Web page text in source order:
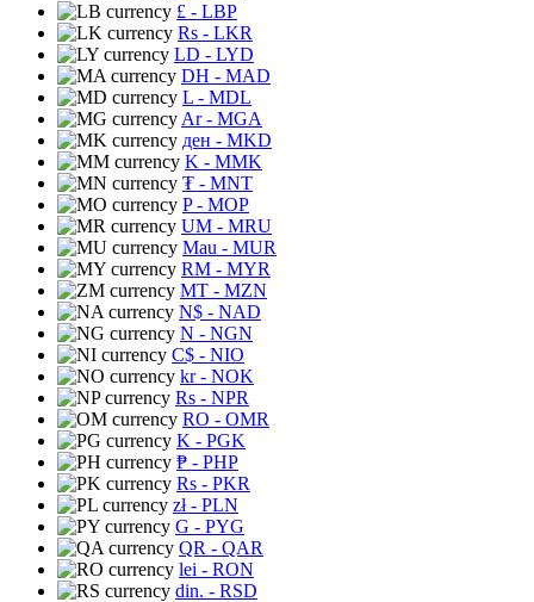
£ - LBP
Rs - LKR
LD - LYD
DH - MAD
L - MDL
Ar- MGA
ден - MKD
K - MMK
₮ - MNT
P- MOP
UM - MRU
Mau - MUR
RM - MYR
MT - MZN
N$ - NAD
N - NGN
C$ - NIO
kr- NOK
Rs - NPR
RO - OMR
K - PGK
₱ - PHP
Rs - PKR
zł- PLN
G - PYG
QR - QAR
lei - RON
din. - RSD